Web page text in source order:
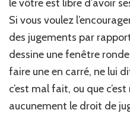
le vôtre est libre d’avoir
Si vous voulez
des jugements par
dessine une fenêtre
faire une en carré, ne lui
c’est mal fait, ou que
aucunement le droit de